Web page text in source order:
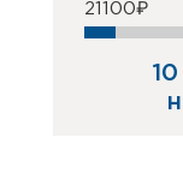
21100₽